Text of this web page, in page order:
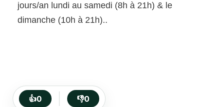
jours/an lundi au samedi (8h à 21h) & le
dimanche (10h à 21h)..
👍0 👎0